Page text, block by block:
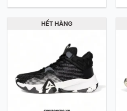
HẾT HÀNG